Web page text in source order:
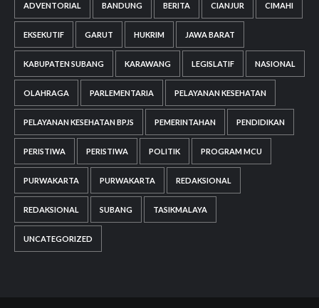
ADVENTORIAL BANDUNG BERITA CIANJUR CIMAHI
EKSEKUTIF GARUT HUKRIM JAWA BARAT
KABUPATEN SUBANG KARAWANG LEGISLATIF NASIONAL
OLAHRAGA PARLEMENTARIA PELAYANAN KESEHATAN
PELAYANAN KESEHATAN BPJS PEMERINTAHAN PENDIDIKAN
PERISTIWA PERISTIWA POLITIK PROGRAM MCU
PURWAKARTA PURWAKARTA REDAKSIONAL
REDAKSIONAL SUBANG TASIKMALAYA
UNCATEGORIZED